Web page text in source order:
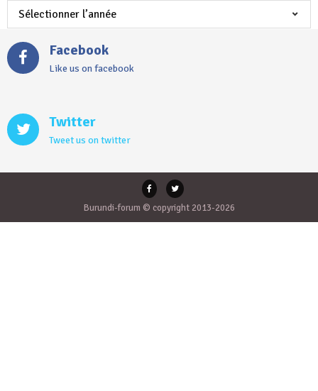
Facebook
Like us on facebook
Twitter
Tweet us on twitter
Burundi-forum © copyright 2013-2026